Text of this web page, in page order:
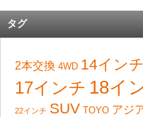
タグ
2本交換 4WD 14インチ
17インチ 18イ
22インチ SUV TOYO アジ